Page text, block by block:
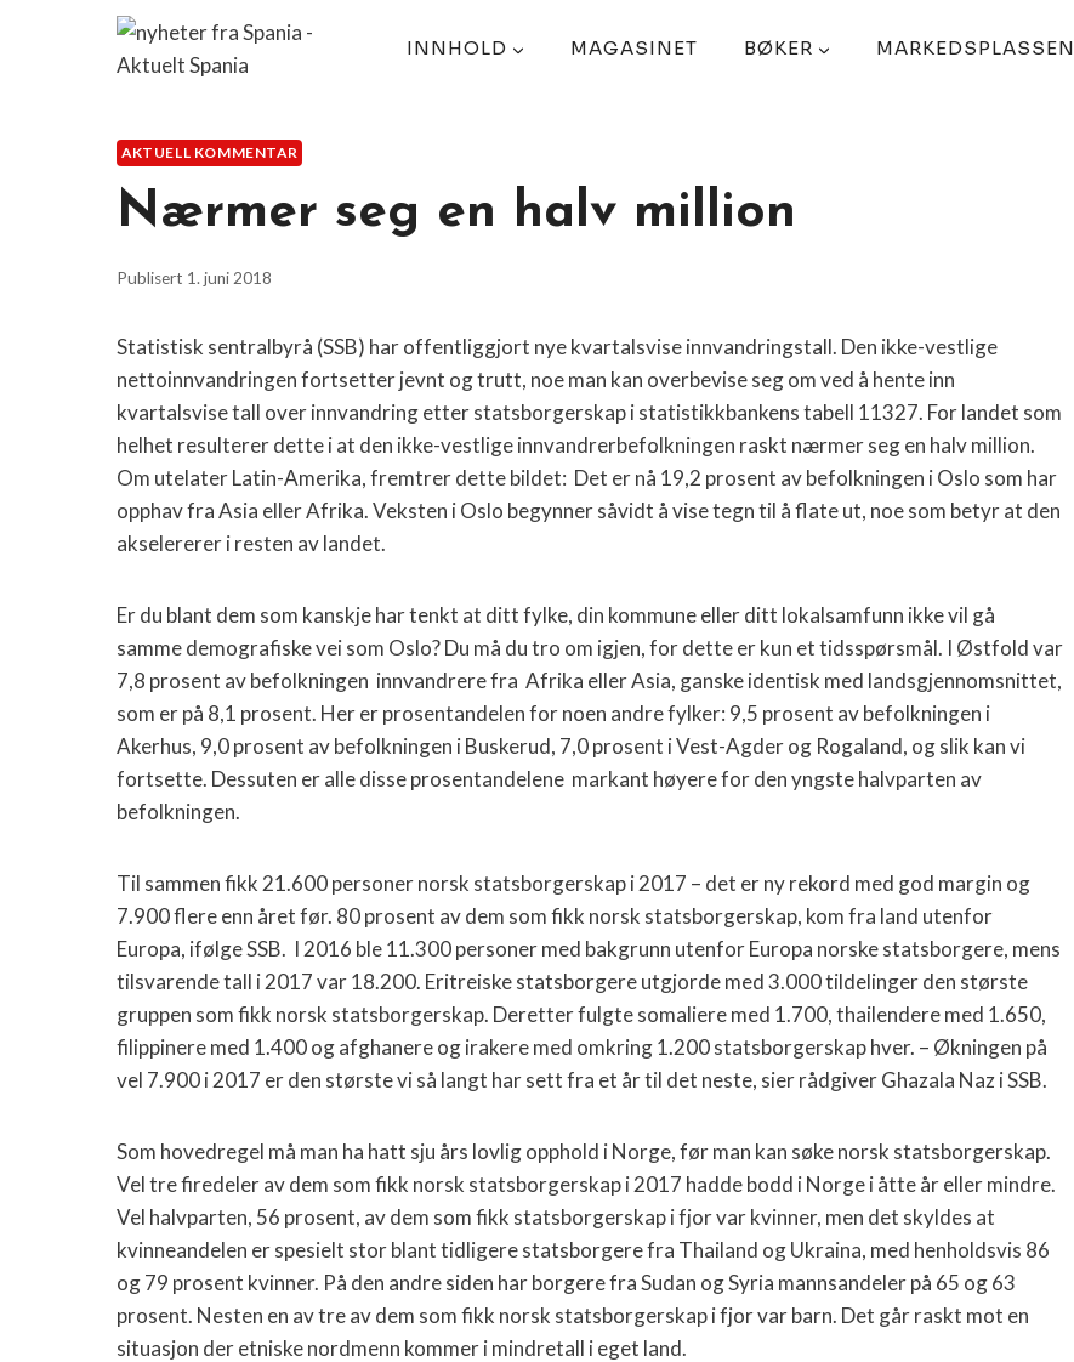
INNHOLD MAGASINET BØKER MARKEDSPLASSEN
AKTUELL KOMMENTAR
Nærmer seg en halv million
Publisert 1. juni 2018
Statistisk sentralbyrå (SSB) har offentliggjort nye kvartalsvise innvandringstall. Den ikke-vestlige
nettoinnvandringen fortsetter jevnt og trutt, noe man kan overbevise seg om ved å hente inn
kvartalsvise tall over innvandring etter statsborgerskap i statistikkbankens tabell 11327. For landet som
helhet resulterer dette i at den ikke-vestlige innvandrerbefolkningen raskt nærmer seg en halv million.
Om utelater Latin-Amerika, fremtrer dette bildet: Det er nå 19,2 prosent av befolkningen i Oslo som har
opphav fra Asia eller Afrika. Veksten i Oslo begynner såvidt å vise tegn til å flate ut, noe som betyr at den
akselererer i resten av landet.
Er du blant dem som kanskje har tenkt at ditt fylke, din kommune eller ditt lokalsamfunn ikke vil gå
samme demografiske vei som Oslo? Du må du tro om igjen, for dette er kun et tidsspørsmål. I Østfold var
7,8 prosent av befolkningen innvandrere fra Afrika eller Asia, ganske identisk med landsgjennomsnittet,
som er på 8,1 prosent. Her er prosentandelen for noen andre fylker: 9,5 prosent av befolkningen i
Akerhus, 9,0 prosent av befolkningen i Buskerud, 7,0 prosent i Vest-Agder og Rogaland, og slik kan vi
fortsette. Dessuten er alle disse prosentandelene markant høyere for den yngste halvparten av
befolkningen.
Til sammen fikk 21.600 personer norsk statsborgerskap i 2017 – det er ny rekord med god margin og
7.900 flere enn året før. 80 prosent av dem som fikk norsk statsborgerskap, kom fra land utenfor
Europa, ifølge SSB. I 2016 ble 11.300 personer med bakgrunn utenfor Europa norske statsborgere, mens
tilsvarende tall i 2017 var 18.200. Eritreiske statsborgere utgjorde med 3.000 tildelinger den største
gruppen som fikk norsk statsborgerskap. Deretter fulgte somaliere med 1.700, thailendere med 1.650,
filippinere med 1.400 og afghanere og irakere med omkring 1.200 statsborgerskap hver. – Økningen på
vel 7.900 i 2017 er den største vi så langt har sett fra et år til det neste, sier rådgiver Ghazala Naz i SSB.
Som hovedregel må man ha hatt sju års lovlig opphold i Norge, før man kan søke norsk statsborgerskap.
Vel tre firedeler av dem som fikk norsk statsborgerskap i 2017 hadde bodd i Norge i åtte år eller mindre.
Vel halvparten, 56 prosent, av dem som fikk statsborgerskap i fjor var kvinner, men det skyldes at
kvinneandelen er spesielt stor blant tidligere statsborgere fra Thailand og Ukraina, med henholdsvis 86
og 79 prosent kvinner. På den andre siden har borgere fra Sudan og Syria mannsandeler på 65 og 63
prosent. Nesten en av tre av dem som fikk norsk statsborgerskap i fjor var barn. Det går raskt mot en
situasjon der etniske nordmenn kommer i mindretall i eget land.